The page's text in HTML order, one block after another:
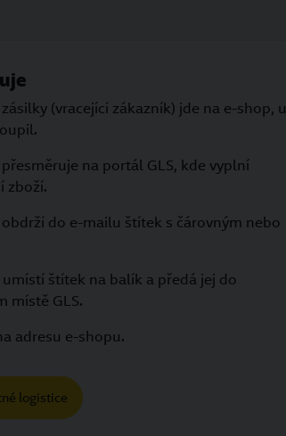
(vracející zákazník) jde na e-shop, u
na portál GLS, kde vyplní
zboží.
obdrží do e-mailu štítek s čárovným nebo
umístí štítek na balík a předá jej do
místě GLS.
adresu e-shopu.
logistice